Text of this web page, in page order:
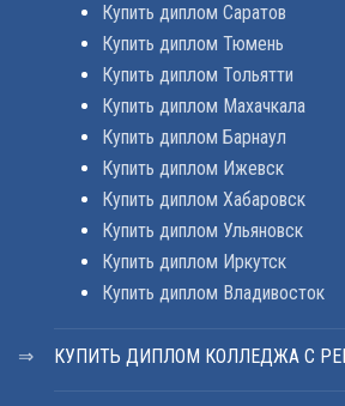
Купить диплом Саратов
Купить диплом Тюмень
Купить диплом Тольятти
Купить диплом Махачкала
Купить диплом Барнаул
Купить диплом Ижевск
Купить диплом Хабаровск
Купить диплом Ульяновск
Купить диплом Иркутск
Купить диплом Владивосток
КУПИТЬ ДИПЛОМ КОЛЛЕДЖА С